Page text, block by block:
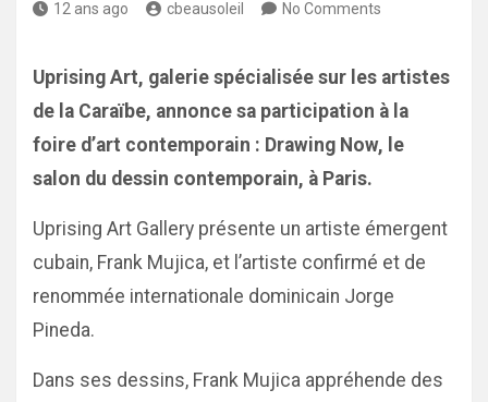
12 ans ago cbeausoleil No Comments
Uprising Art, galerie spécialisée sur les artistes
de la Caraïbe, annonce sa participation à la
foire d’art contemporain : Drawing Now, le
salon du dessin contemporain, à Paris.
Uprising Art Gallery présente un artiste émergent
cubain, Frank Mujica, et l’artiste confirmé et de
renommée internationale dominicain Jorge
Pineda.
Dans ses dessins, Frank Mujica appréhende des